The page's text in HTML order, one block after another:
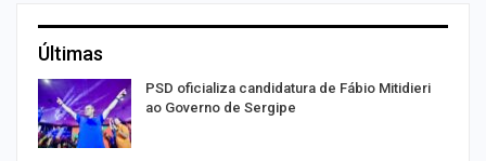
Últimas
PSD oficializa candidatura de Fábio Mitidieri
ao Governo de Sergipe